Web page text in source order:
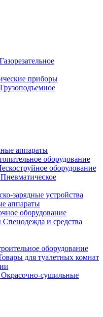
Газорезательное
приборы
Грузоподъемное
аппараты
оборудование
оборудование
Пневматическое
зарядные устройства
аппараты
оборудование
Спецодежда и средства
оборудование
для туалетных комнат
Окрасочно-сушильные